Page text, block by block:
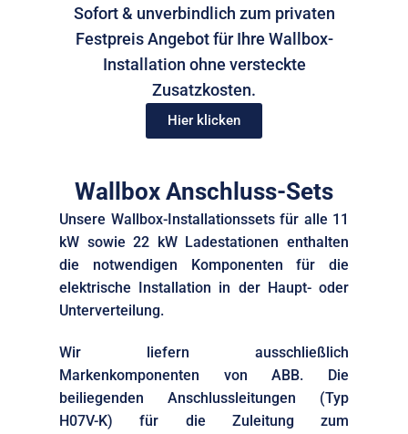
Sofort & unverbindlich zum privaten
Festpreis Angebot für Ihre Wallbox-
Installation ohne versteckte
Zusatzkosten.
Hier klicken
Wallbox Anschluss-Sets
Unsere Wallbox-Installationssets für alle 11
kW sowie 22 kW Ladestationen enthalten
die notwendigen Komponenten für die
elektrische Installation in der Haupt- oder
Unterverteilung.
Wir liefern ausschließlich
Markenkomponenten von ABB. Die
beiliegenden Anschlussleitungen (Typ
H07V-K) für die Zuleitung zum